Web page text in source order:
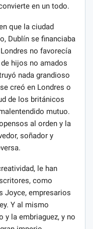
en un todo.
que la ciudad
Dublín se financiaba
no favorecía
hijos no amados
nada grandioso
creó en Londres o
de los británicos
mutuo.
al orden y la
soñador y
le han
como
Joyce, empresarios
Y al mismo
y la embriaguez, y no